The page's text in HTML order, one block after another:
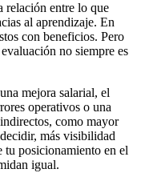
relación entre lo que
al aprendizaje. En
con beneficios. Pero
no siempre es
mejora salarial, el
operativos o una
como mayor
más visibilidad
tu posicionamiento en el
igual.